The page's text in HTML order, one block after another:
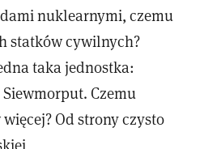
nuklearnymi, czemu
statków cywilnych?
taka jednostka:
Czemu
Od strony czysto